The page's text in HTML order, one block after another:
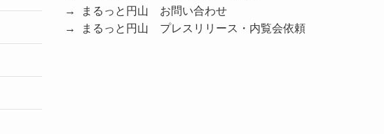
→ まるっと円山 お問い合わせ
→ まるっと円山 プレスリリース・内覧会依頼